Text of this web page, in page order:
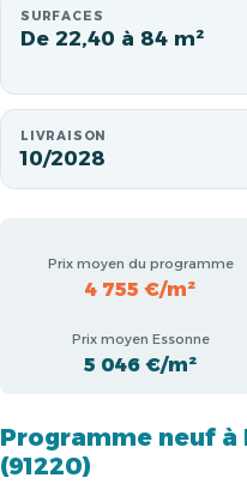
SURFACES
De 22,40 à 84 m²
LIVRAISON
10/2028
Prix moyen du programme
4 755 €/m²
Prix moyen Essonne
5 046 €/m²
Programme neuf à
(91220)